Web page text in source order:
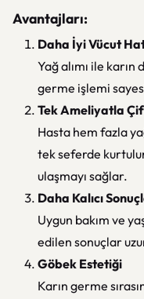
Avantajları:
Daha İyi Vücut
Yağ alımı ile karın
germe işlemi
Tek Ameliyatla
Hasta hem fazla
tek seferde
ulaşmayı sağlar.
Daha Kalıcı
Uygun bakım ve
edilen sonuçlar
Göbek Estetiği
Karın germe